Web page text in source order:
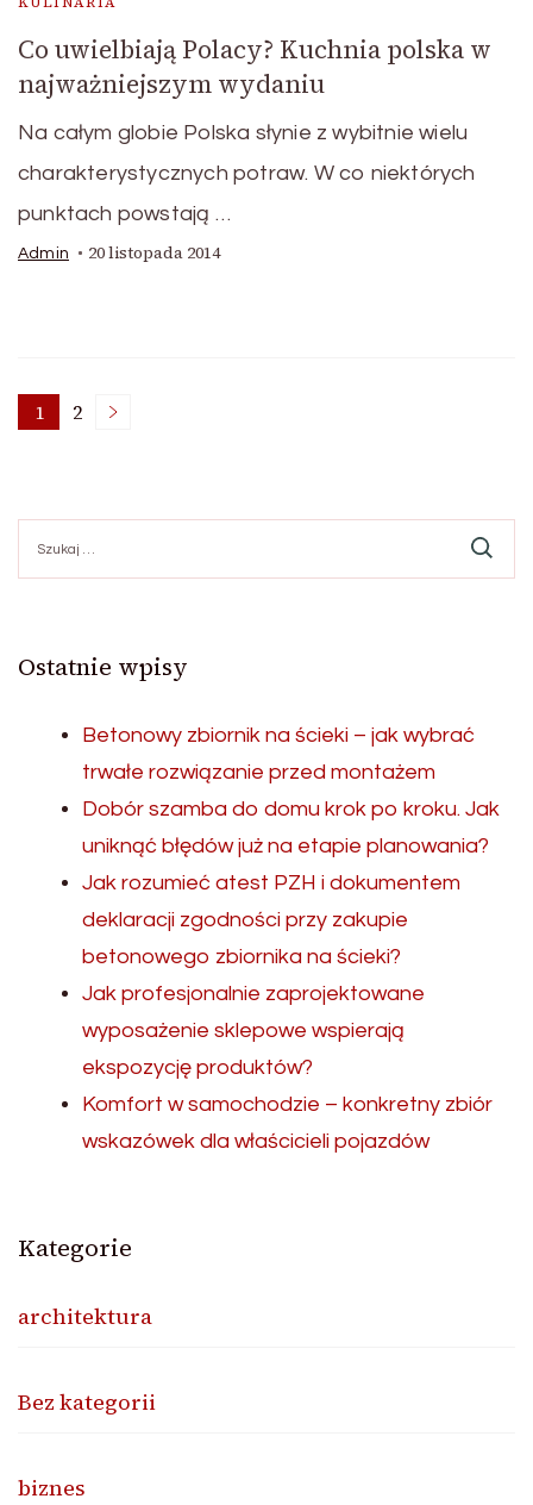
Co uwielbiają Polacy? Kuchnia polska w
najważniejszym wydaniu
Na całym globie Polska słynie z wybitnie wielu
charakterystycznych potraw. W co niektórych
punktach powstają …
Admin 20 listopada 2014
Stronicowanie
wpisów
Strona
1 Strona
2
Ostatnie wpisy
Betonowy zbiornik na ścieki – jak wybrać
trwałe rozwiązanie przed montażem
Dobór szamba do domu krok po kroku. Jak
uniknąć błędów już na etapie planowania?
Jak rozumieć atest PZH i dokumentem
deklaracji zgodności przy zakupie
betonowego zbiornika na ścieki?
Jak profesjonalnie zaprojektowane
wyposażenie sklepowe wspierają
ekspozycję produktów?
Komfort w samochodzie – konkretny zbiór
wskazówek dla właścicieli pojazdów
Kategorie
architektura
Bez kategorii
biznes